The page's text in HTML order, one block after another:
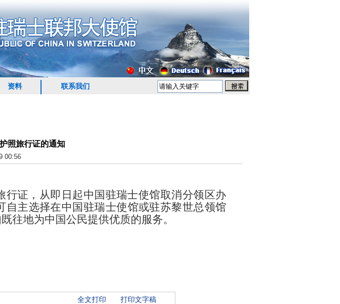
资料 联系我们
照旅行证的通知
00:56
行证，从即日起中国驻瑞士使馆取消分领区办
自主选择在中国驻瑞士使馆或驻苏黎世总领馆
往地为中国公民提供优质的服务。
全文打印 打印文字稿